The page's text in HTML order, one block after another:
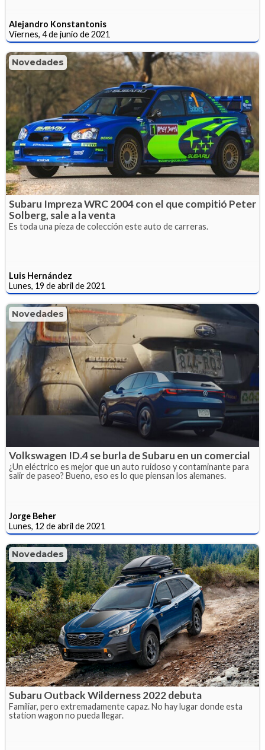
Alejandro Konstantonis
Viernes, 4 de junio de 2021
Novedades
Subaru Impreza WRC 2004 con el que compitió Peter
Solberg, sale a la venta
Es toda una pieza de colección este auto de carreras.
Luis Hernández
Lunes, 19 de abril de 2021
Novedades
Volkswagen ID.4 se burla de Subaru en un comercial
¿Un eléctrico es mejor que un auto ruidoso y contaminante para
salir de paseo? Bueno, eso es lo que piensan los alemanes.
Jorge Beher
Lunes, 12 de abril de 2021
Novedades
Subaru Outback Wilderness 2022 debuta
Familiar, pero extremadamente capaz. No hay lugar donde esta
station wagon no pueda llegar.